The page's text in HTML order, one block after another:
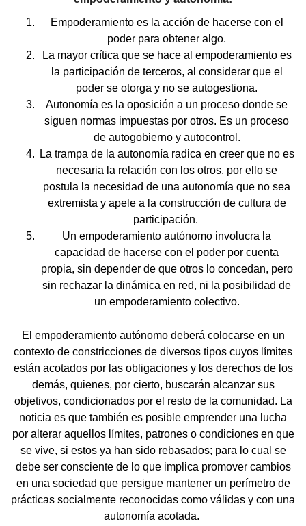
Empoderamiento es la acción de hacerse con el
poder para obtener algo.
La mayor crítica que se hace al empoderamiento es
la participación de terceros, al considerar que el
poder se otorga y no se autogestiona.
Autonomía es la oposición a un proceso donde se
siguen normas impuestas por otros. Es un proceso
de autogobierno y autocontrol.
La trampa de la autonomía radica en creer que no es
necesaria la relación con los otros, por ello se
postula la necesidad de una autonomía que no sea
extremista y apele a la construcción de cultura de
participación.
Un empoderamiento autónomo involucra la
capacidad de hacerse con el poder por cuenta
propia, sin depender de que otros lo concedan, pero
sin rechazar la dinámica en red, ni la posibilidad de
un empoderamiento colectivo.
El empoderamiento autónomo deberá colocarse en un
contexto de constricciones de diversos tipos cuyos límites
están acotados por las obligaciones y los derechos de los
demás, quienes, por cierto, buscarán alcanzar sus
objetivos, condicionados por el resto de la comunidad. La
noticia es que también es posible emprender una lucha
por alterar aquellos límites, patrones o condiciones en que
se vive, si estos ya han sido rebasados; para lo cual se
debe ser consciente de lo que implica promover cambios
en una sociedad que persigue mantener un perímetro de
prácticas socialmente reconocidas como válidas y con una
autonomía acotada.